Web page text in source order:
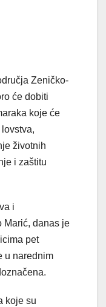
Zeničko-
će dobiti
koje će
životnih
i zaštitu
i
Marić, danas je
pet
u narednim
koje su